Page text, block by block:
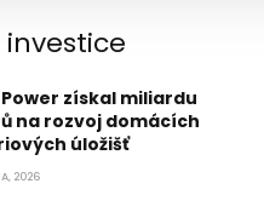
investice
získal miliardu
na rozvoj domácích
úložišť
2026